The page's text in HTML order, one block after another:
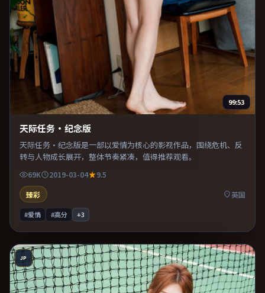
99:53
天际任务·纪念版
天际任务·纪念版是一部以爱情为核心的影视作品，围绕危机、反
转与人物成长展开，整体节奏紧凑，值得推荐观看。
69K 2019-03-04
9.5
臻彩
英国
#爱情 #高分 +3
JP